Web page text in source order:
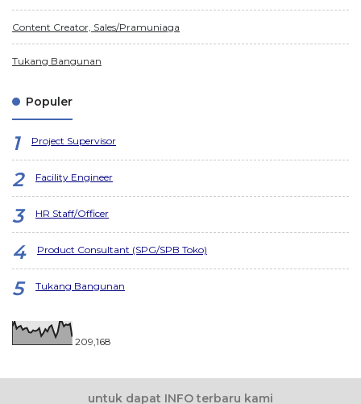
Content Creator, Sales/Pramuniaga
Tukang Bangunan
Populer
Project Supervisor
Facility Engineer
HR Staff/Officer
Product Consultant (SPG/SPB Toko)
Tukang Bangunan
209,168
untuk dapat INFO terbaru kami